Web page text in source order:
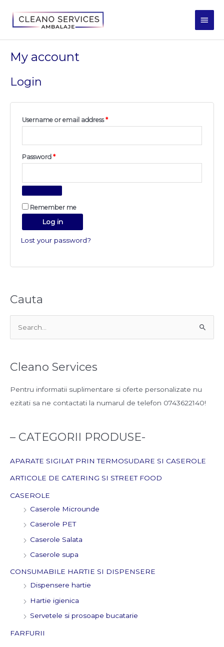
content
Main
Cauta
r
r
Cleano Services
Pentru informatii suplimentare si oferte personalizate nu
ezitati sa ne contactati la numarul de telefon 0743622140!
– CATEGORII PRODUSE-
APARATE SIGILAT PRIN TERMOSUDARE SI CASEROLE
ARTICOLE DE CATERING SI STREET FOOD
CASEROLE
Caserole Microunde
Caserole PET
Caserole Salata
Caserole supa
CONSUMABILE HARTIE SI DISPENSERE
Dispensere hartie
Hartie igienica
Servetele si prosoape bucatarie
FARFURII
My account
Login
Username or email address*
Password *
Remember me
Log in
Lost your password?